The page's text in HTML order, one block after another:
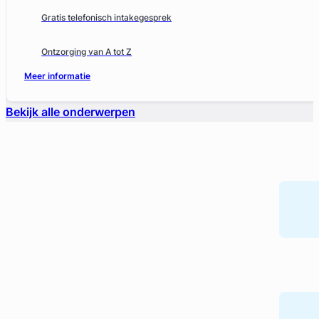
Gratis telefonisch intakegesprek
Ontzorging van A tot Z
Meer informatie
Bekijk alle onderwerpen